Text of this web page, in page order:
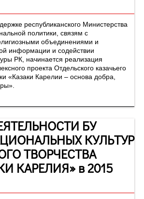
Министерства
политики, связям с
объединениями и
информации и содействии
РК, начинается реализация
проекта Отдельского казачьего
«Казаки Карелии – основа добра,
БУ
КУЛЬТУР
ТВОРЧЕСТВА
КАРЕЛИЯ» в 2015